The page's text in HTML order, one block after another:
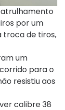
por um
troca de tiros,
um
para o
resistiu aos
calibre 38